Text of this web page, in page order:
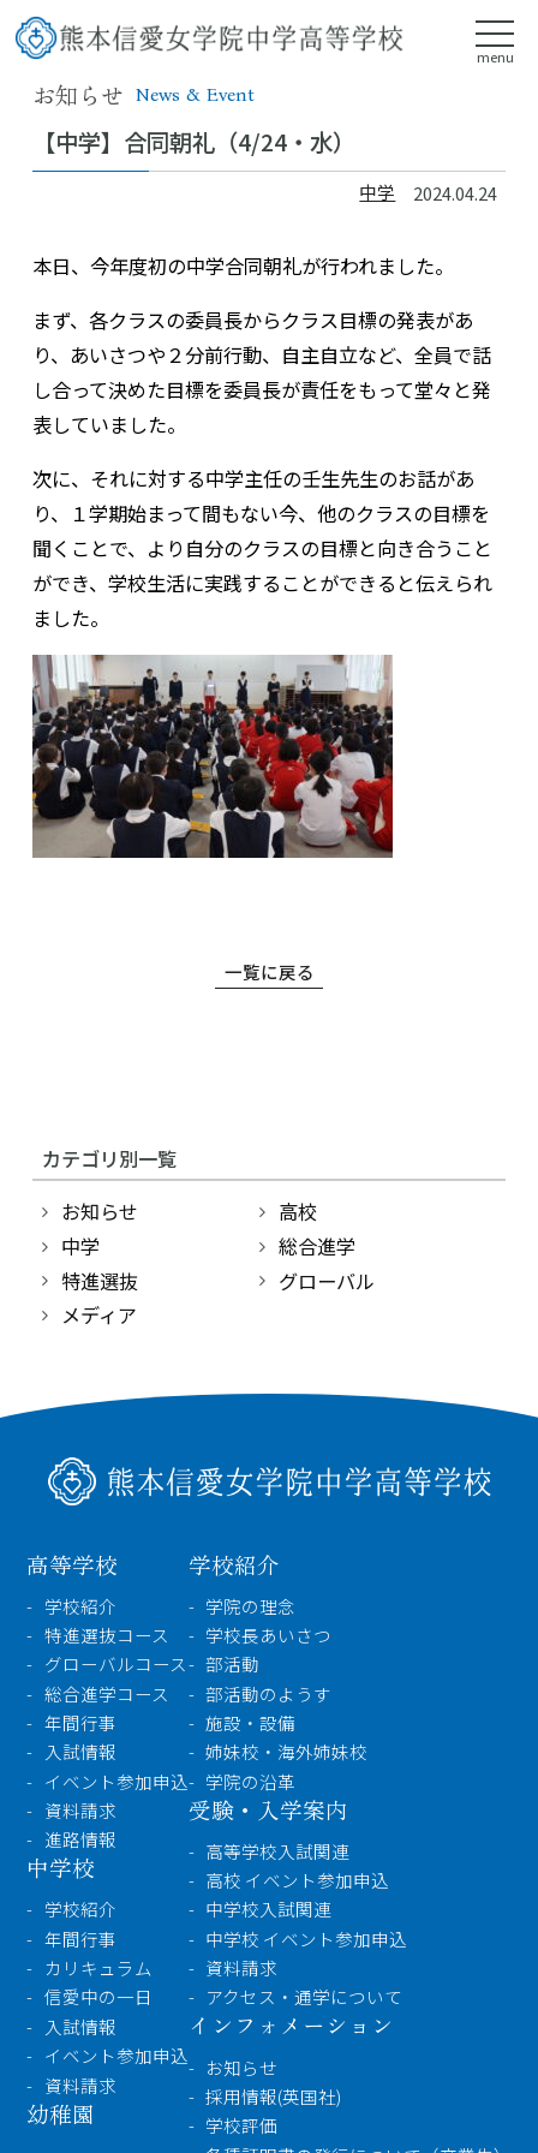
お知らせ News & Event
【中学】合同朝礼（4/24・水）
中学 2024.04.24
本日、今年度初の中学合同朝礼が行われました。
まず、各クラスの委員長からクラス目標の発表があ
り、あいさつや２分前行動、自主自立など、全員で話
し合って決めた目標を委員長が責任をもって堂々と発
表していました。
次に、それに対する中学主任の壬生先生のお話があ
り、１学期始まって間もない今、他のクラスの目標を
聞くことで、より自分のクラスの目標と向き合うこと
ができ、学校生活に実践することができると伝えられ
ました。
一覧に戻る
カテゴリ別一覧
お知らせ
高校
中学
総合進学
特進選抜
グローバル
メディア
高等学校
学校紹介
特進選抜コース
グローバルコース
総合進学コース
年間行事
入試情報
イベント参加申込
資料請求
進路情報
中学校
学校紹介
年間行事
カリキュラム
信愛中の一日
入試情報
イベント参加申込
資料請求
幼稚園
学校紹介
学院の理念
学校長あいさつ
部活動
部活動のようす
施設・設備
姉妹校・海外姉妹校
学院の沿革
受験・入学案内
高等学校入試関連
高校 イベント参加申込
中学校入試関連
中学校 イベント参加申込
資料請求
アクセス・通学について
インフォメーション
お知らせ
採用情報(英国社)
学校評価
menu
中学校
幼稚園
受験・入学案内
インフォメーション
〒860-8557 熊本市中央区上林町3-18
TEL：096-354-5355